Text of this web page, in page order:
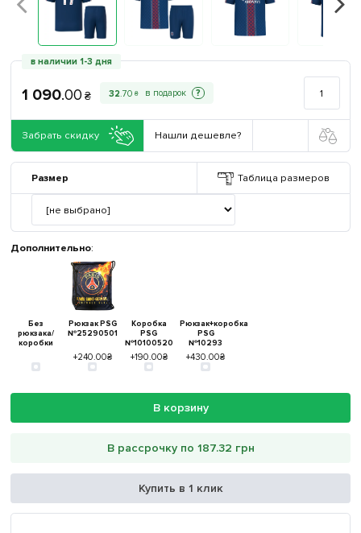
в наличии 1-3 дня
1 090.00 ₴ 32.70 ₴ ?
Забрать скидку Нашли дешевле?
Размер Таблица размеров
Дополнительно:
Без
рюкзака/
коробки
Рюкзак PSG
№25290501
+240.00₴
Коробка
PSG
№10100520
+190.00₴
Рюкзак+коробка
PSG
№10293
+430.00₴
В корзину
В рассрочку по 187.32 грн
Купить в 1 клик